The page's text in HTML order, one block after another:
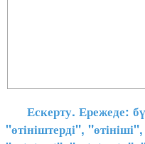
Ескерту. Ережеде:
"өтініштерді",